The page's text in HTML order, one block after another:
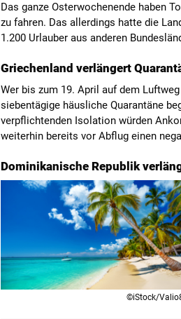
Das ganze Osterwochenende haben
zu fahren. Das allerdings hatte die
1.200 Urlauber aus anderen
Griechenland verlängert
Wer bis zum 19. April auf dem
siebentägige häusliche Quarantäne
verpflichtenden Isolation würden
weiterhin bereits vor Abflug einen
Dominikanische Republik
©iStock/